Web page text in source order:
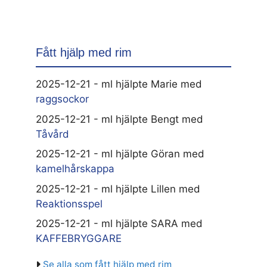
Fått hjälp med rim
2025-12-21 - ml hjälpte Marie med
raggsockor
2025-12-21 - ml hjälpte Bengt med
Tåvård
2025-12-21 - ml hjälpte Göran med
kamelhårskappa
2025-12-21 - ml hjälpte Lillen med
Reaktionsspel
2025-12-21 - ml hjälpte SARA med
KAFFEBRYGGARE
Se alla som fått hjälp med rim